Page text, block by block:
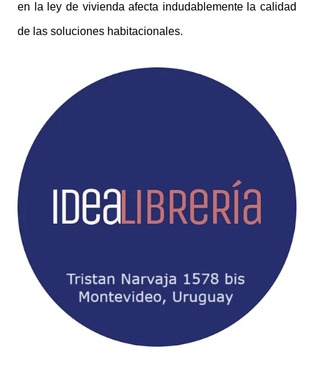
en la ley de vivienda afecta indudablemente la calidad
de las soluciones habitacionales.